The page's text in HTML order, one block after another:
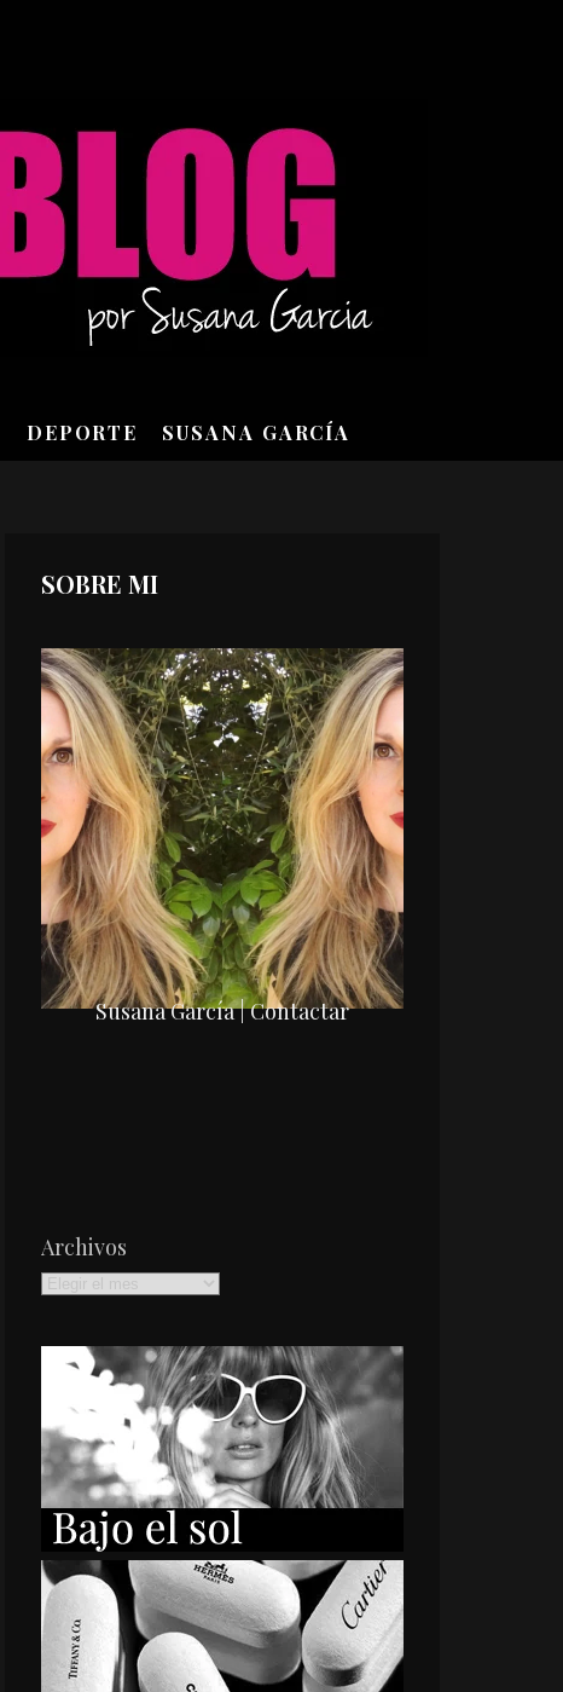
DEPORTE SUSANA GARCÍA
SOBRE MI
Susana García | Contactar
Archivos